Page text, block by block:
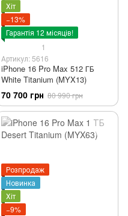
Хіт
−13%
Гарантія 12 місяців!
1
Артикул: 5616
iPhone 16 Pro Max 512 ГБ
White Titanium (MYX13)
70 700 грн 80 990 грн
Розпродаж
Новинка
Хіт
−9%